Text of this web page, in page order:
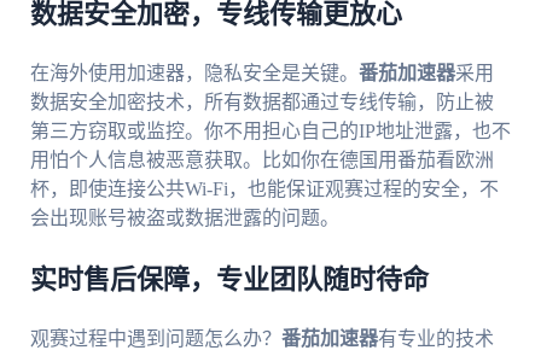
数据安全加密，专线传输更放心
在海外使用加速器，隐私安全是关键。 番茄加速器采用
数据安全加密技术，所有数据都通过专线传输，防止被
第三方窃取或监控。你不用担心自己的IP地址泄露，也不
用怕个人信息被恶意获取。比如你在德国用番茄看欧洲
杯，即使连接公共Wi-Fi，也能保证观赛过程的安全，不
会出现账号被盗或数据泄露的问题。
实时售后保障，专业团队随时待命
观赛过程中遇到问题怎么办？ 番茄加速器有专业的技术